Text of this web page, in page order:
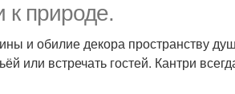
к природе.
и обилие декора пространству
или встречать гостей. Кантри